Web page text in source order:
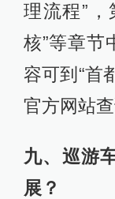
理流程”
核”等章节
容可到“首
官方网站查
九、巡游
展？